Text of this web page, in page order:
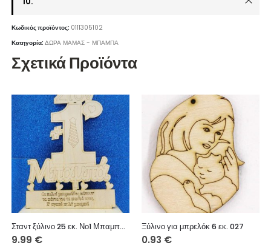
Κωδικός προϊόντος: 0111305102
Κατηγορία:ΔΩΡΑ ΜΑΜΑΣ - ΜΠΑΜΠΑ
Σχετικά Προϊόντα
Σταντ ξύλινο 25 εκ. Νο1 Μπαμπάς (κείμενο επιλογής σας)
9.99 €
Ξύλινο για μπρελόκ 6 εκ. 027
0.93 €